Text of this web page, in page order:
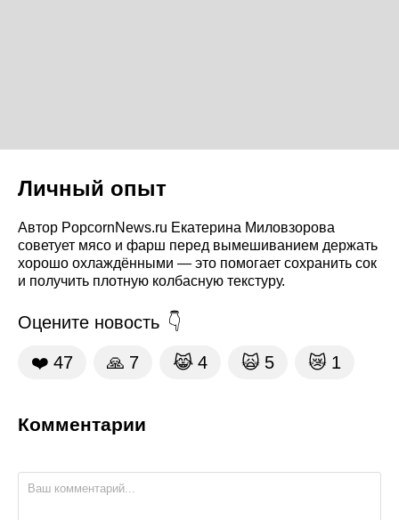
Личный опыт
Автор PopcornNews.ru Екатерина Миловзорова
советует мясо и фарш перед вымешиванием держать
хорошо охлаждёнными — это помогает сохранить сок
и получить плотную колбасную текстуру.
Оцените новость
❤️ 47 🙏 7 😹 4 🙀 5 😿 1
Комментарии